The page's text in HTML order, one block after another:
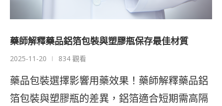
藥師解釋藥品鋁箔包裝與塑膠瓶保存最佳材質
2025-11-20 834 觀看
藥品包裝選擇影響用藥效果！藥師解釋藥品鋁
箔包裝與塑膠瓶的差異，鋁箔適合短期需高隔